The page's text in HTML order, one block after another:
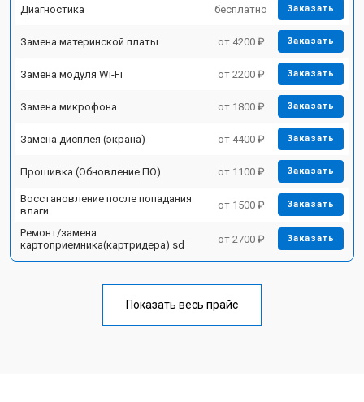
Диагностика бесплатно Заказать
Замена материнской платы от 4200 ₽ Заказать
Замена модуля Wi-Fi от 2200 ₽ Заказать
Замена микрофона от 1800 ₽ Заказать
Замена дисплея (экрана) от 4400 ₽ Заказать
Прошивка (Обновление ПО) от 1100 ₽ Заказать
Восстановление после попадания
влаги
от 1500 ₽ Заказать
Ремонт/замена
картоприемника(картридера) sd
от 2700 ₽ Заказать
Показать весь прайс